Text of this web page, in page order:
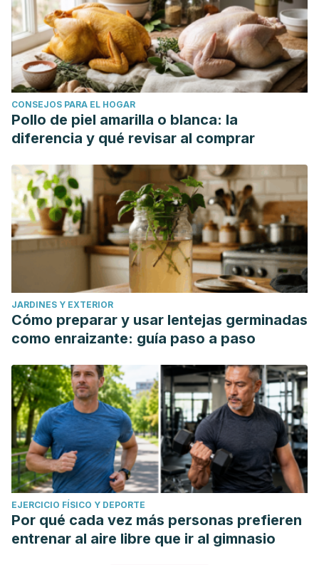
CONSEJOS PARA EL HOGAR
Pollo de piel amarilla o blanca: la
diferencia y qué revisar al comprar
JARDINES Y EXTERIOR
Cómo preparar y usar lentejas germinadas
como enraizante: guía paso a paso
EJERCICIO FÍSICO Y DEPORTE
Por qué cada vez más personas prefieren
entrenar al aire libre que ir al gimnasio